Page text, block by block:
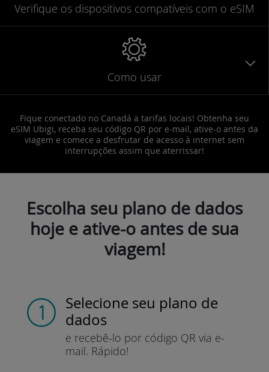
Verifique os dispositivos compatíveis com o eSIM
Como usar
Fique conectado no Canadá a tarifas locais! Obtenha seu
eSIM Ubigi, receba seu código QR por e-mail, ative-o antes da
viagem e comece a desfrutar de acesso à internet sem
interrupções assim que aterrissar!
Escolha seu plano de dados
hoje e ative-o antes de sua
viagem!
Selecione seu plano de
dados
e recebê-lo por código QR via e-
mail. Rápido!